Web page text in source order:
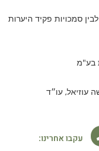
סמכויות פקיד היערות
בע"מ
עוזיאל, עו״ד
עקבו אחרינו: